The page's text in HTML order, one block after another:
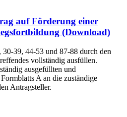
auf Förderung einer
(Download)
30-39, 44-53 und 87-88 durch den
vollständig ausfüllen.
ausgefüllten und
A an die zuständige
Antragsteller.